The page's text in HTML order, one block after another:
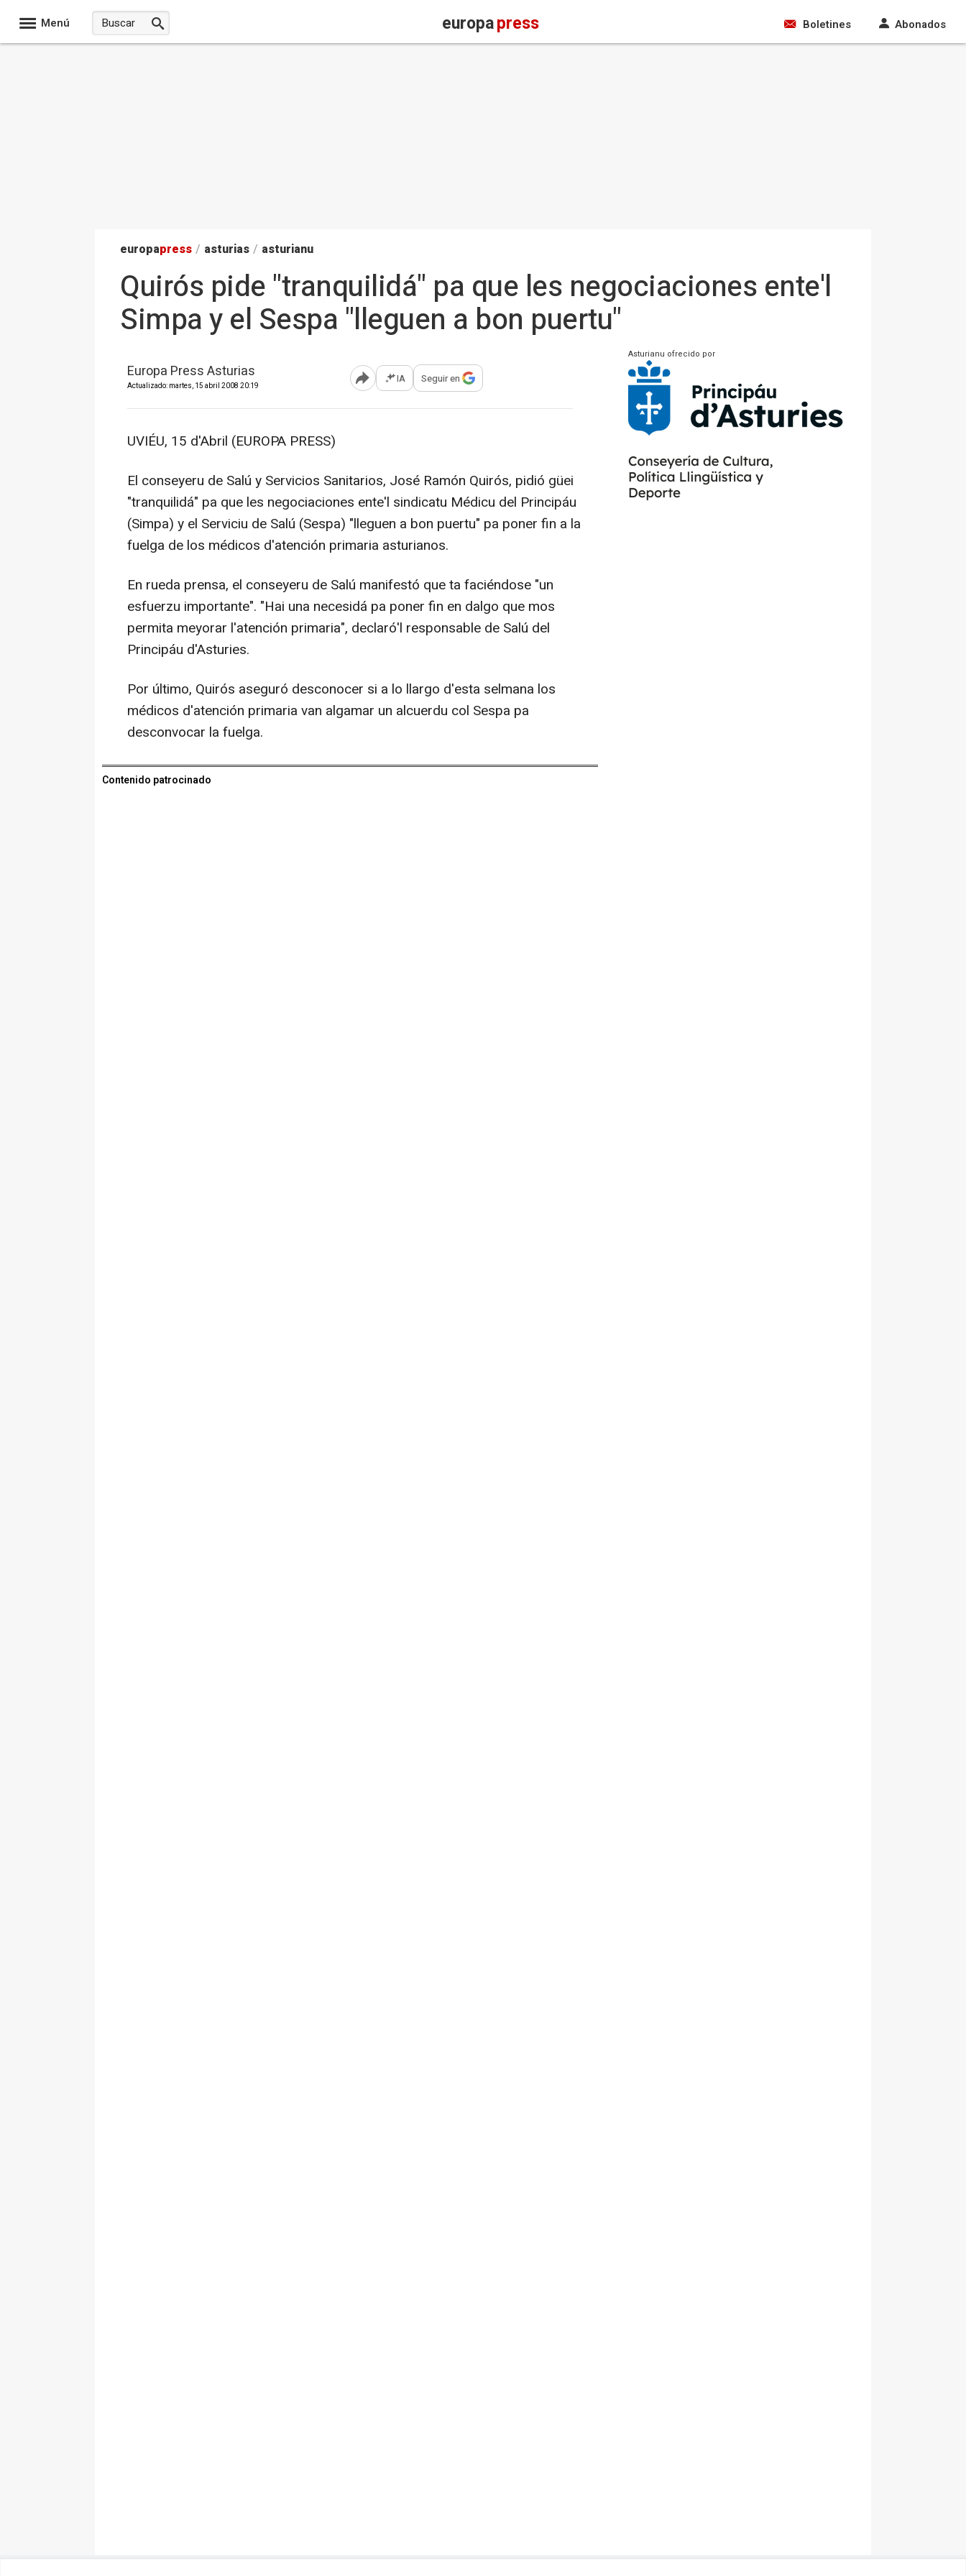
Menú europapress Boletines Abonados
europapress / asturias / asturianu
Quirós pide "tranquilidá" pa que les negociaciones ente'l
Simpa y el Sespa "lleguen a bon puertu"
Europa Press Asturias
Actualizado: martes, 15 abril 2008 20:19 Abrir opciones para compartir
IA Seguir en
UVIÉU, 15 d'Abril (EUROPA PRESS)
El conseyeru de Salú y Servicios Sanitarios, José Ramón Quirós, pidió güei
"tranquilidá" pa que les negociaciones ente'l sindicatu Médicu del Principáu
(Simpa) y el Serviciu de Salú (Sespa) "lleguen a bon puertu" pa poner fin a la
fuelga de los médicos d'atención primaria asturianos.
En rueda prensa, el conseyeru de Salú manifestó que ta faciéndose "un
esfuerzu importante". "Hai una necesidá pa poner fin en dalgo que mos
permita meyorar l'atención primaria", declaró'l responsable de Salú del
Principáu d'Asturies.
Por último, Quirós aseguró desconocer si a lo llargo d'esta selmana los
médicos d'atención primaria van algamar un alcuerdu col Sespa pa
desconvocar la fuelga.
Contenido patrocinado
Asturianu ofrecido por